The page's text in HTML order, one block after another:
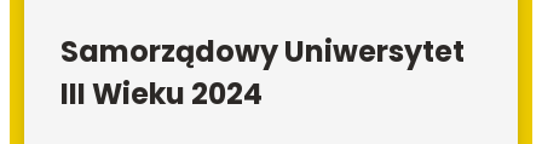
Samorządowy Uniwersytet
III Wieku 2024